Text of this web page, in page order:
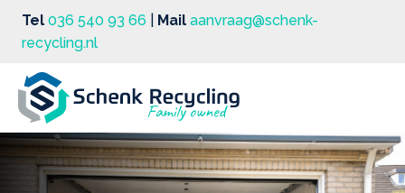
Tel 036 540 93 66 Mail aanvraag@schenk-
recycling.nl